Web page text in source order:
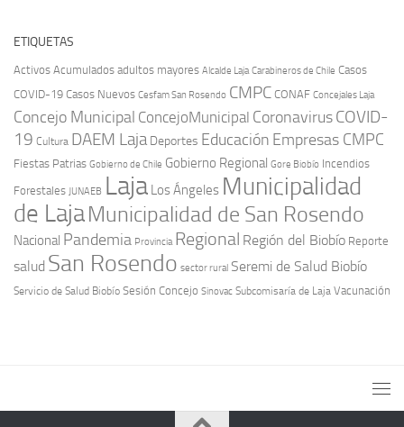
ETIQUETAS
Activos Acumulados adultos mayores Alcalde Laja Carabineros de Chile Casos
COVID-19 Casos Nuevos Cesfam San Rosendo CMPC CONAF Concejales Laja
Concejo Municipal ConcejoMunicipal CoronavirusCOVID-
19 Cultura DAEM Laja Deportes Educación Empresas CMPC
Fiestas Patrias Gobierno de Chile Gobierno Regional Gore Biobío Incendios
Forestales JUNAEB Laja Los Ángeles Municipalidad
de LajaMunicipalidad de San Rosendo
Nacional Pandemia Provincia Regional Región del Biobío Reporte
salud San Rosendo sector rural Seremi de Salud Biobío
Servicio de Salud Biobío Sesión Concejo Sinovac Subcomisaría de Laja Vacunación